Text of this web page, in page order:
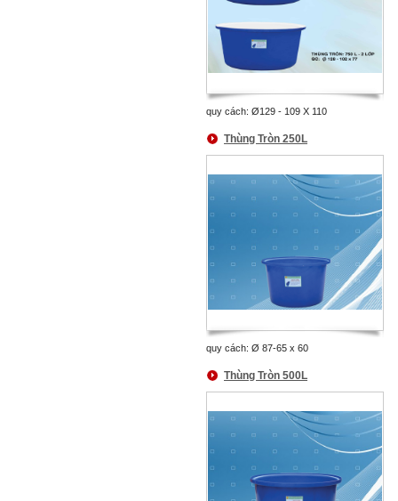
quy cách: Ø129 - 109 X 110
Thùng Tròn 250L
quy cách: Ø 87-65 x 60
Thùng Tròn 500L